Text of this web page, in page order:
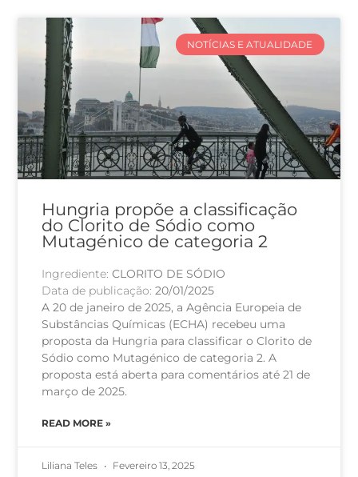
NOTÍCIAS E ATUALIDADE
Hungria propõe a classificação
do Clorito de Sódio como
Mutagénico de categoria 2
Ingrediente:CLORITO DE SÓDIO
Data de publicação:20/01/2025
A 20 de janeiro de 2025, a Agência Europeia de
Substâncias Químicas (ECHA) recebeu uma
proposta da Hungria para classificar o Clorito de
Sódio como Mutagénico de categoria 2. A
proposta está aberta para comentários até 21 de
março de 2025.
READ MORE »
Liliana Teles Fevereiro 13, 2025